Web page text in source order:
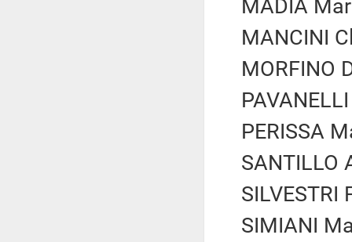
MADIA
MANCINI
MORFINO
PERISSA
SANTILLO
SIMIANI